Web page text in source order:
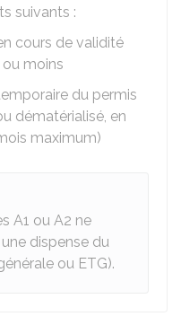
suivants :
cours de validité
moins
du permis
dématérialisé, en
maximum)
A1 ou A2 ne
dispense du
ou ETG).